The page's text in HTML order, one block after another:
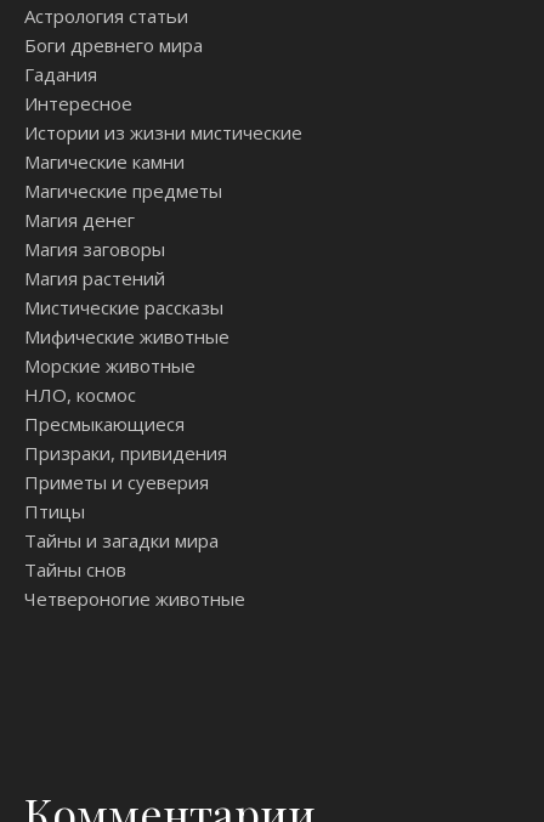
Астрология статьи
Боги древнего мира
Гадания
Интересное
Истории из жизни мистические
Магические камни
Магические предметы
Магия денег
Магия заговоры
Магия растений
Мистические рассказы
Мифические животные
Морские животные
НЛО, космос
Пресмыкающиеся
Призраки, привидения
Приметы и суеверия
Птицы
Тайны и загадки мира
Тайны снов
Четвероногие животные